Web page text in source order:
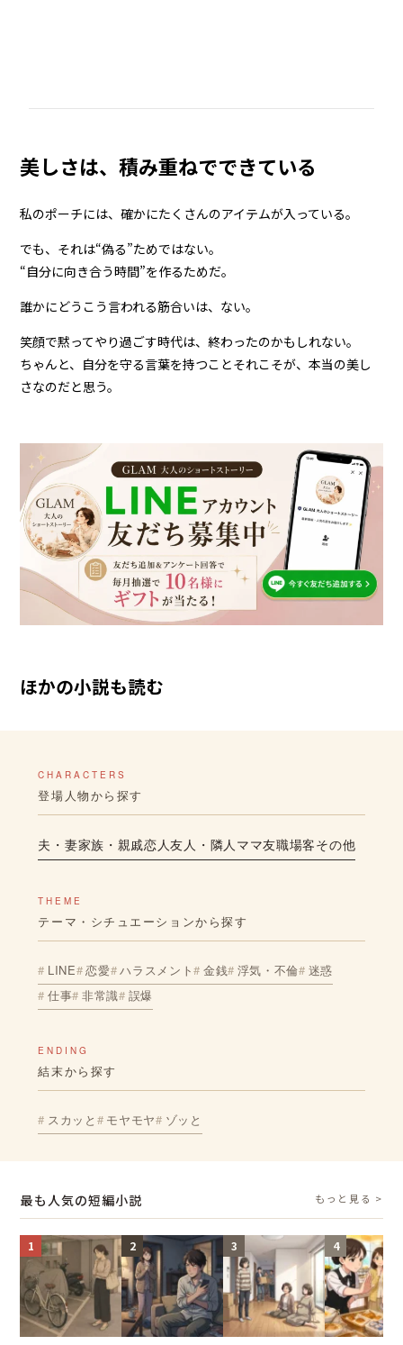
美しさは、積み重ねでできている
私のポーチには、確かにたくさんのアイテムが入っている。
でも、それは“偽る”ためではない。
“自分に向き合う時間”を作るためだ。
誰かにどうこう言われる筋合いは、ない。
笑顔で黙ってやり過ごす時代は、終わったのかもしれない。
ちゃんと、自分を守る言葉を持つこと――それこそが、本当の美し
さなのだと思う。
ほかの小説も読む
CHARACTERS
登場人物から探す
夫・妻家族・親戚恋人友人・隣人 ママ友職場客その他
THEME
テーマ・シチュエーションから探す
LINE 恋愛 ハラスメント 金銭 浮気・不倫 迷惑
仕事 非常識 誤爆
ENDING
結末から探す
スカッと モヤモヤ ゾッと
最も人気の短編小説 もっと見る >
1 2 3 4